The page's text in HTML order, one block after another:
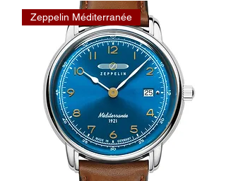
Zeppelin Méditerranée